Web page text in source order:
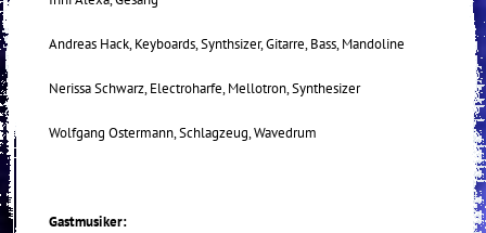
Andreas Hack, Keyboards, Synthsizer, Gitarre, Bass, Mandoline
Nerissa Schwarz, Electroharfe, Mellotron, Synthesizer
Wolfgang Ostermann, Schlagzeug, Wavedrum
Gastmusiker: